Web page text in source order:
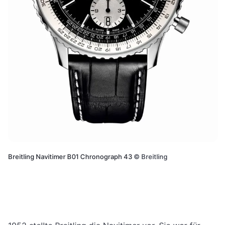
Breitling Navitimer B01 Chronograph 43 © Breitling